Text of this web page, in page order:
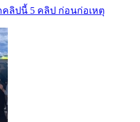
ลิปนี้ 5 คลิป ก่อนก่อเหตุ